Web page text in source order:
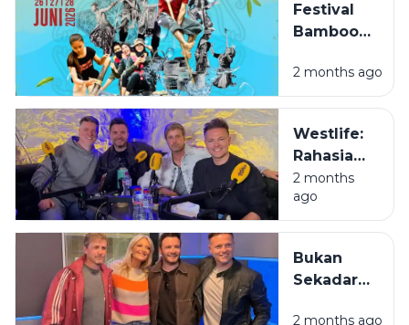
Festival
Bamboo
Loksado
2026,
Menyusuri
Sungai
Amandit
dengan
Rakit Bambu
di
Pegunungan
2 months ago
Westlife:
Rahasia
Kenapa
Mas-Mas
Irlandia Ini
Juara di
Hati Kita
2 months
ago
Bukan
Sekadar
2 months ago